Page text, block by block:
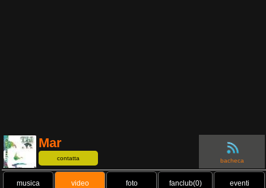
Mar
contatta bacheca
musica video foto fanclub(0) eventi